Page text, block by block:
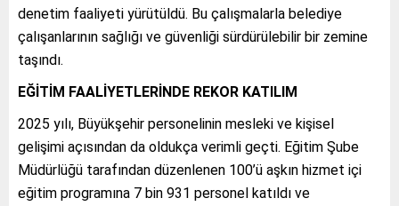
denetim faaliyeti yürütüldü. Bu çalışmalarla belediye
çalışanlarının sağlığı ve güvenliği sürdürülebilir bir zemine
taşındı.
EĞİTİM FAALİYETLERİNDE REKOR KATILIM
2025 yılı, Büyükşehir personelinin mesleki ve kişisel
gelişimi açısından da oldukça verimli geçti. Eğitim Şube
Müdürlüğü tarafından düzenlenen 100’ü aşkın hizmet içi
eğitim programına 7 bin 931 personel katıldı ve